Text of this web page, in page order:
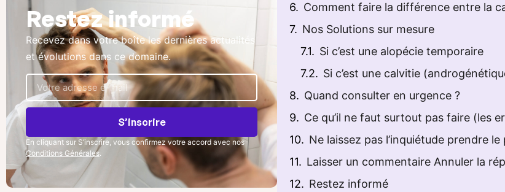
Restez informé
Recevez dans votre boîte les dernières actualités
et évolutions dans ce domaine.
S’inscrire
En cliquant sur S’inscrire, vous confirmez votre accord avec nos
Conditions Générales.
Comment faire la différence entre la
Nos Solutions sur mesure
Si c’est une alopécie temporaire
Si c’est une calvitie
Quand consulter en urgence ?
Ce qu’il ne faut surtout pas faire (les
Ne laissez pas l’inquiétude prendre
Laisser un commentaire Annuler la
Restez informé